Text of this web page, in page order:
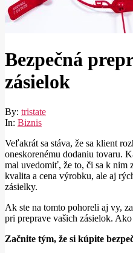
Bezpečná
zásielok
By: tristate
In: Biznis
Veľakrát sa stáva, že sa klient
oneskorenému dodaniu tovaru.
mal uvedomiť, že to, či sa k nim
kvalita a cena výrobku, ale aj
zásielky.
Ak ste na tomto pohoreli aj vy,
pri preprave vašich zásielok.
Začnite tým, že si kúpite